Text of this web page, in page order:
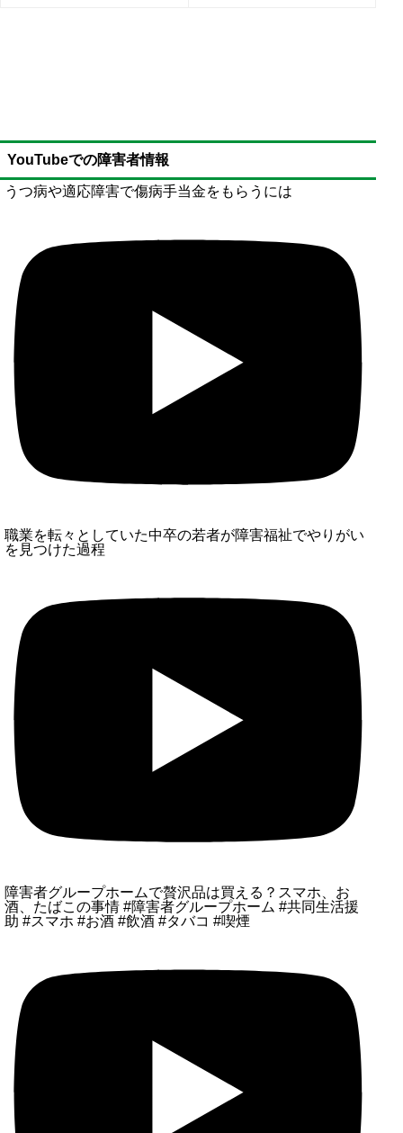
YouTubeでの障害者情報
うつ病や適応障害で傷病手当金をもらうには
職業を転々としていた中卒の若者が障害福祉でやりがい
を見つけた過程
障害者グループホームで贅沢品は買える？スマホ、お
酒、たばこの事情 #障害者グループホーム #共同生活援
助 #スマホ #お酒 #飲酒 #タバコ #喫煙